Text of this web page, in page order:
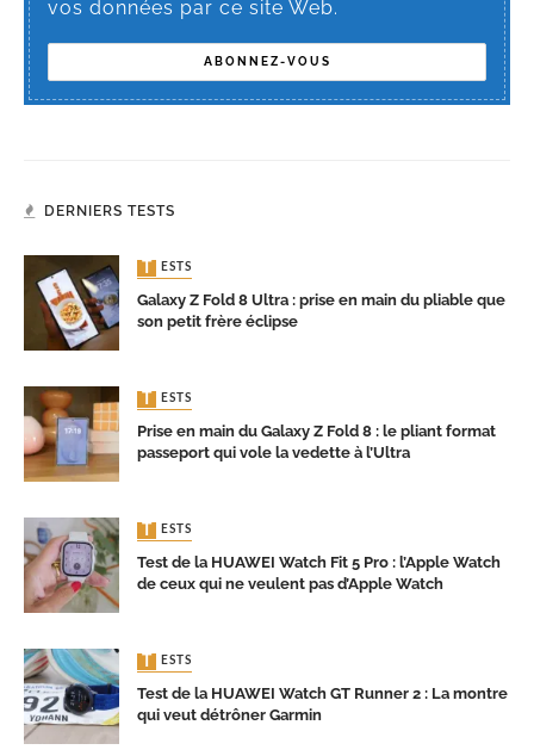
vos données par ce site Web.
DERNIERS TESTS
TESTS
Galaxy Z Fold 8 Ultra : prise en main du pliable que
son petit frère éclipse
TESTS
Prise en main du Galaxy Z Fold 8 : le pliant format
passeport qui vole la vedette à l’Ultra
TESTS
Test de la HUAWEI Watch Fit 5 Pro : l’Apple Watch
de ceux qui ne veulent pas d’Apple Watch
TESTS
Test de la HUAWEI Watch GT Runner 2 : La montre
qui veut détrôner Garmin